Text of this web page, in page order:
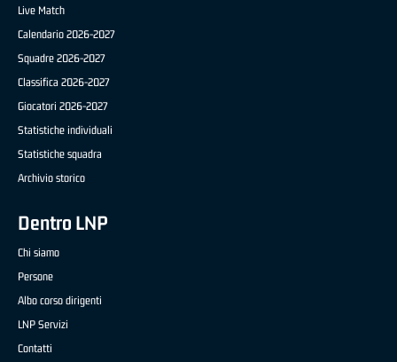
Live Match
Calendario 2026-2027
Squadre 2026-2027
Classifica 2026-2027
Giocatori 2026-2027
Statistiche individuali
Statistiche squadra
Archivio storico
Dentro LNP
Chi siamo
Persone
Albo corso dirigenti
LNP Servizi
Contatti